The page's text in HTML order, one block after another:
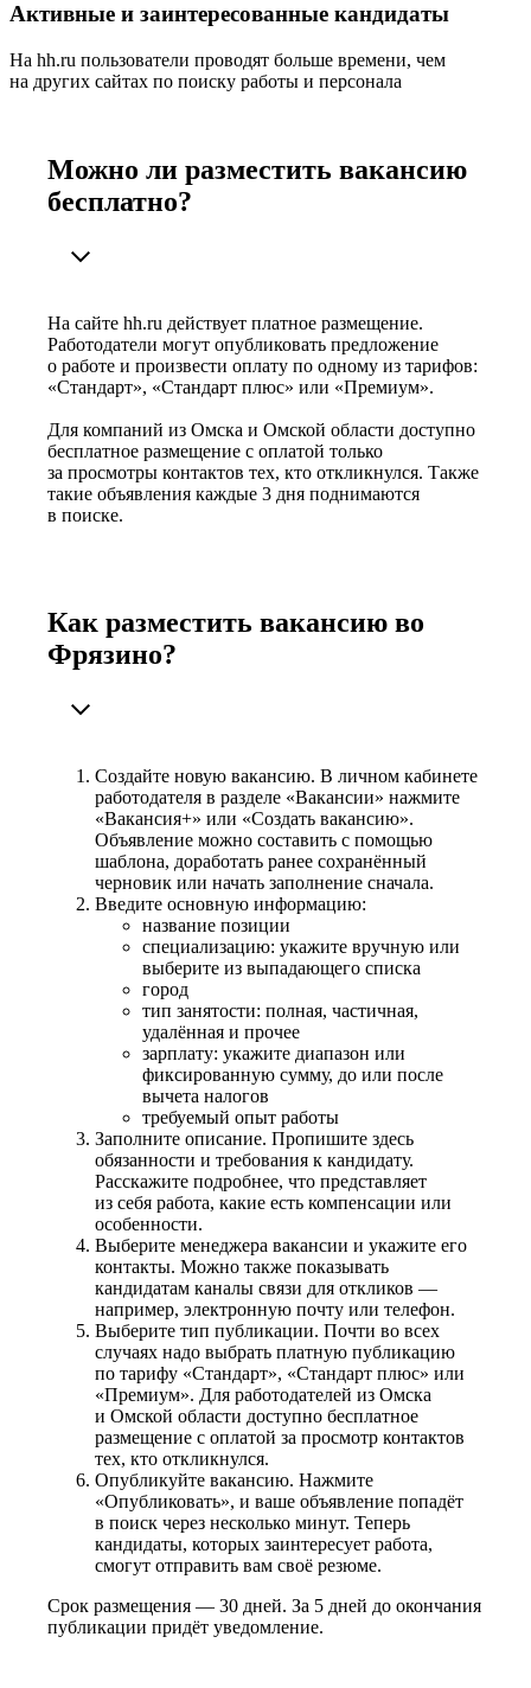
Активные и заинтересованные кандидаты
На hh.ru пользователи проводят больше времени, чем
на других сайтах по поиску работы и персонала
Можно ли разместить вакансию
бесплатно?
На сайте hh.ru действует платное размещение.
Работодатели могут опубликовать предложение
о работе и произвести оплату по одному из тарифов:
«Стандарт», «Стандарт плюс» или «Премиум».
Для компаний из Омска и Омской области доступно
бесплатное размещение с оплатой только
за просмотры контактов тех, кто откликнулся. Также
такие объявления каждые 3 дня поднимаются
в поиске.
Как разместить вакансию во
Фрязино?
Создайте новую вакансию. В личном кабинете
работодателя в разделе «Вакансии» нажмите
«Вакансия+» или «Создать вакансию».
Объявление можно составить с помощью
шаблона, доработать ранее сохранённый
черновик или начать заполнение сначала.
Введите основную информацию:
название позиции
специализацию: укажите вручную или
выберите из выпадающего списка
город
тип занятости: полная, частичная,
удалённая и прочее
зарплату: укажите диапазон или
фиксированную сумму, до или после
вычета налогов
требуемый опыт работы
Заполните описание. Пропишите здесь
обязанности и требования к кандидату.
Расскажите подробнее, что представляет
из себя работа, какие есть компенсации или
особенности.
Выберите менеджера вакансии и укажите его
контакты. Можно также показывать
кандидатам каналы связи для откликов —
например, электронную почту или телефон.
Выберите тип публикации. Почти во всех
случаях надо выбрать платную публикацию
по тарифу «Стандарт», «Стандарт плюс» или
«Премиум». Для работодателей из Омска
и Омской области доступно бесплатное
размещение с оплатой за просмотр контактов
тех, кто откликнулся.
Опубликуйте вакансию. Нажмите
«Опубликовать», и ваше объявление попадёт
в поиск через несколько минут. Теперь
кандидаты, которых заинтересует работа,
смогут отправить вам своё резюме.
Срок размещения — 30 дней. За 5 дней до окончания
публикации придёт уведомление.